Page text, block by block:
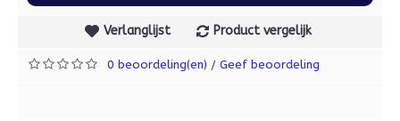
Verlanglijst Product vergelijk
0 beoordeling(en) / Geef beoordeling